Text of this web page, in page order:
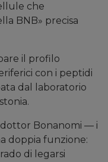
che
BNB» precisa
il profilo
con i peptidi
dal laboratorio
dottor Bonanomi — i
doppia funzione:
di legarsi